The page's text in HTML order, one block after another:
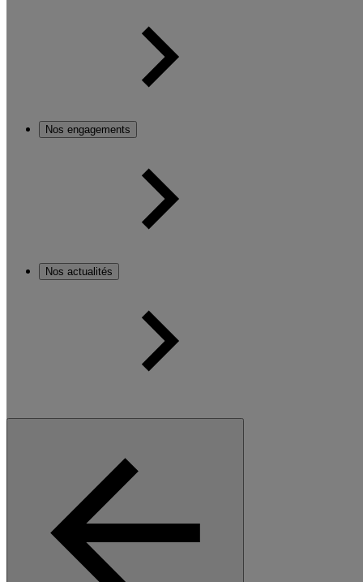
Nos engagements
Nos actualités